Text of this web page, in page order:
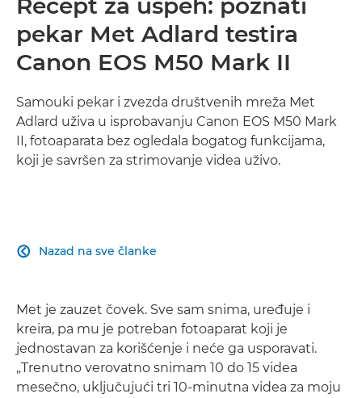
Recept za uspeh: poznati
pekar Met Adlard testira
Canon EOS M50 Mark II
Samouki pekar i zvezda društvenih mreža Met
Adlard uživa u isprobavanju Canon EOS M50 Mark
II, fotoaparata bez ogledala bogatog funkcijama,
koji je savršen za strimovanje videa uživo.
Nazad na sve članke

Met je zauzet čovek. Sve sam snima, uređuje i
kreira, pa mu je potreban fotoaparat koji je
jednostavan za korišćenje i neće ga usporavati.
„Trenutno verovatno snimam 10 do 15 videa
mesečno, uključujući tri 10-minutna videa za moju